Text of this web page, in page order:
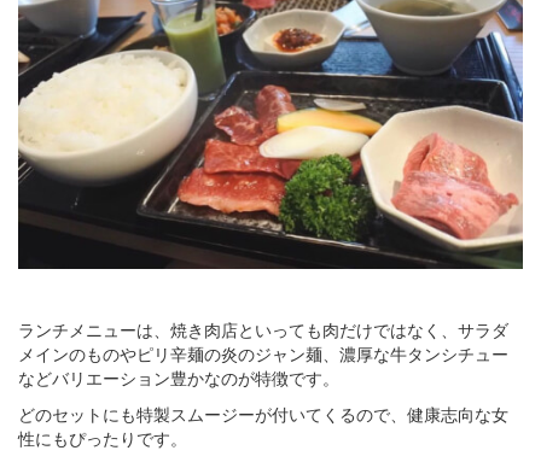
ランチメニューは、焼き肉店といっても肉だけではなく、サラダ
メインのものやピリ辛麺の炎のジャン麺、濃厚な牛タンシチュー
などバリエーション豊かなのが特徴です。
どのセットにも特製スムージーが付いてくるので、健康志向な女
性にもぴったりです。